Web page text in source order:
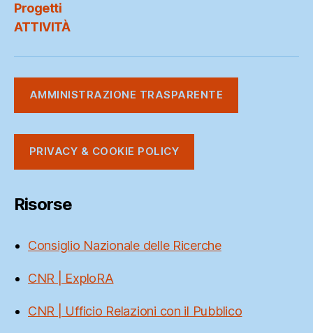
Progetti
ATTIVITÀ
AMMINISTRAZIONE TRASPARENTE
PRIVACY & COOKIE POLICY
Risorse
Consiglio Nazionale delle Ricerche
CNR | ExploRA
CNR | Ufficio Relazioni con il Pubblico